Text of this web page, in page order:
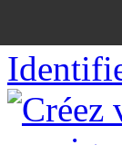
06 18